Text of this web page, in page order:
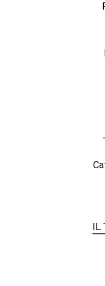
IL